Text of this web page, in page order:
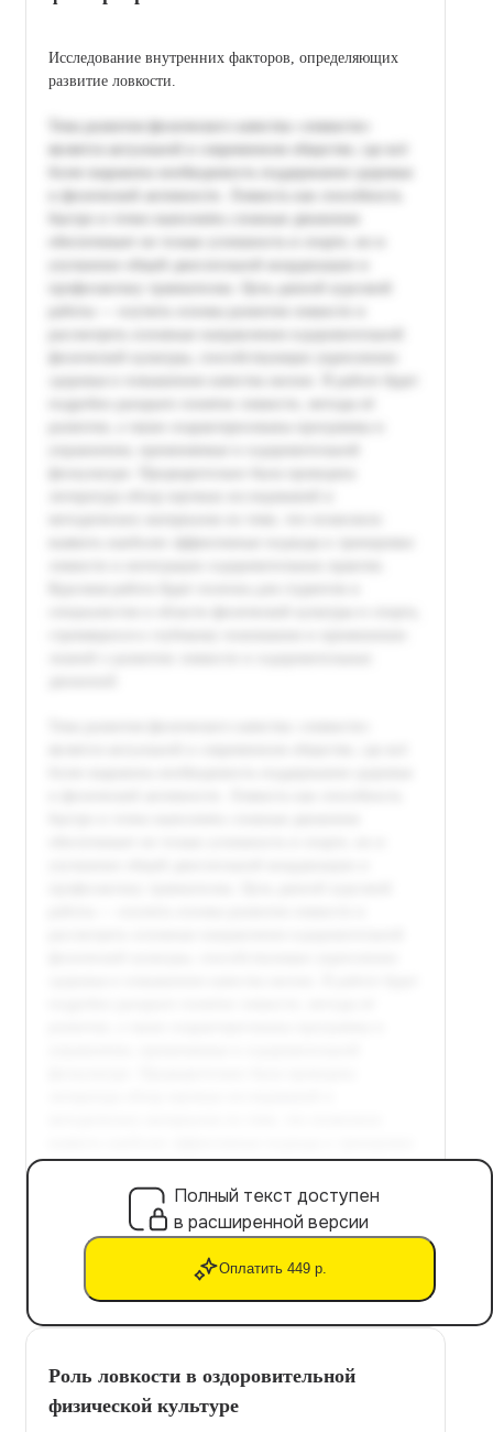
Исследование внутренних факторов, определяющих
развитие ловкости.
Полный текст доступен
в расширенной версии
Оплатить 449 р.
Роль ловкости в оздоровительной
физической культуре